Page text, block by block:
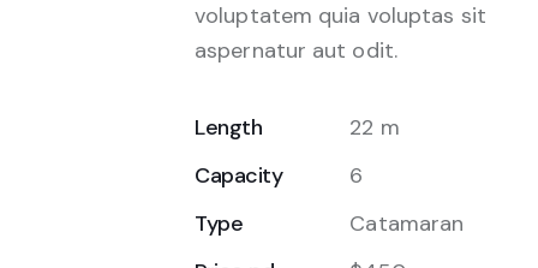
voluptatem quia voluptas sit
aspernatur aut odit.
Length
22 m
Capacity
6
Type
Catamaran